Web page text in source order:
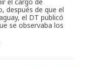
después de que el
el DT publicó
se observaba los